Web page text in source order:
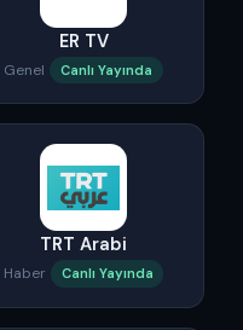
ER TV
Genel Canlı Yayında
TRT Arabi
Haber Canlı Yayında